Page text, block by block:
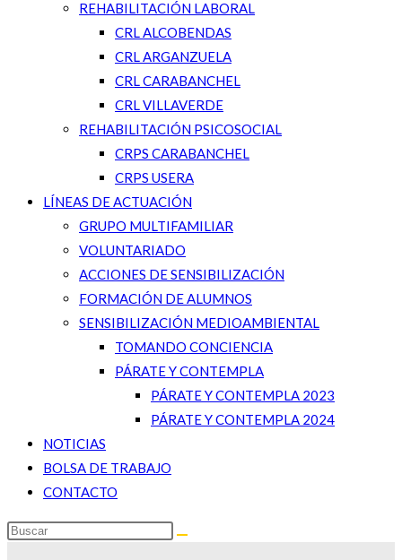
REHABILITACIÓN LABORAL
CRL ALCOBENDAS
CRL ARGANZUELA
CRL CARABANCHEL
CRL VILLAVERDE
REHABILITACIÓN PSICOSOCIAL
CRPS CARABANCHEL
CRPS USERA
LÍNEAS DE ACTUACIÓN
GRUPO MULTIFAMILIAR
VOLUNTARIADO
ACCIONES DE SENSIBILIZACIÓN
FORMACIÓN DE ALUMNOS
SENSIBILIZACIÓN MEDIOAMBIENTAL
TOMANDO CONCIENCIA
PÁRATE Y CONTEMPLA
PÁRATE Y CONTEMPLA 2023
PÁRATE Y CONTEMPLA 2024
NOTICIAS
BOLSA DE TRABAJO
CONTACTO